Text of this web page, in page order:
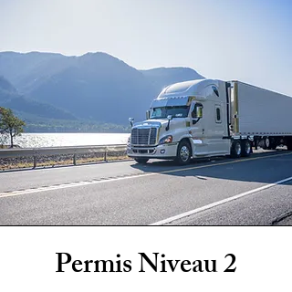
Permis Niveau 2